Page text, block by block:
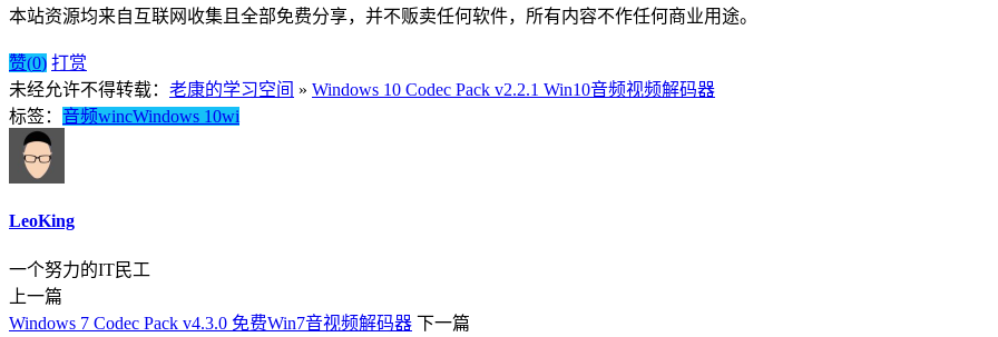
本站资源均来自互联网收集且全部免费分享，并不贩卖任何软件，所有内容不作任何商业用途。
赞(0) 打赏
未经允许不得转载： 老康的学习空间 » Windows 10 Codec Pack v2.2.1 Win10音频视频解码器
标签： 音频wincWindows 10wi
LeoKing
一个努力的IT民工
上一篇
Windows 7 Codec Pack v4.3.0 免费Win7音视频解码器 下一篇